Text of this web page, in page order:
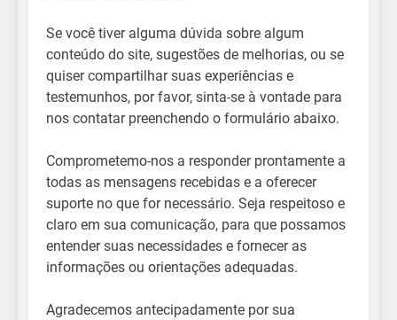
Se você tiver alguma dúvida sobre algum
conteúdo do site, sugestões de melhorias, ou se
quiser compartilhar suas experiências e
testemunhos, por favor, sinta-se à vontade para
nos contatar preenchendo o formulário abaixo.
Comprometemo-nos a responder prontamente a
todas as mensagens recebidas e a oferecer
suporte no que for necessário. Seja respeitoso e
claro em sua comunicação, para que possamos
entender suas necessidades e fornecer as
informações ou orientações adequadas.
Agradecemos antecipadamente por sua